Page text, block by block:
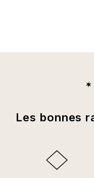
Les bonnes